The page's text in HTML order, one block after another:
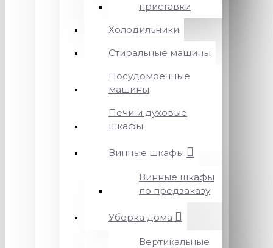
приставки
Холодильники
Стиральные машины
Посудомоечные
машины
Печи и духовые
шкафы
Винные шкафы
Винные шкафы
по предзаказу
Уборка дома
Вертикальные